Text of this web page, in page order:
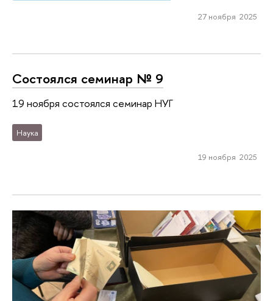
27 ноября 2025
Состоялся семинар № 9
19 ноября состоялся семинар НУГ
Наука
19 ноября 2025